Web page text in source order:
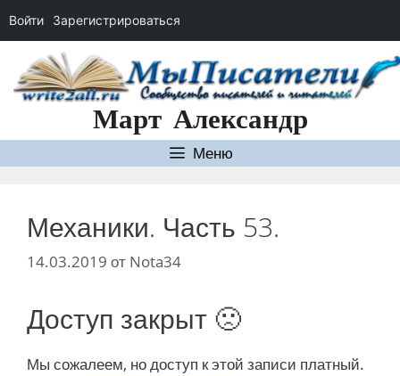
Перейти
содержимомуМарт Александр
Меню
Механики. Часть 53.
14.03.2019 от Nota34
Доступ закрыт 🙁
Мы сожалеем, но доступ к этой записи платный.
Войти Зарегистрироваться